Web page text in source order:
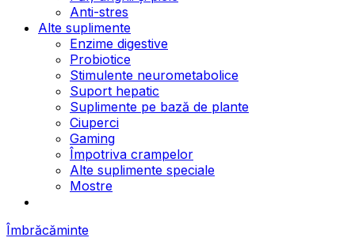
Anti-stres
Alte suplimente
Enzime digestive
Probiotice
Stimulente neurometabolice
Suport hepatic
Suplimente pe bază de plante
Ciuperci
Gaming
Împotriva crampelor
Alte suplimente speciale
Mostre
Îmbrăcăminte